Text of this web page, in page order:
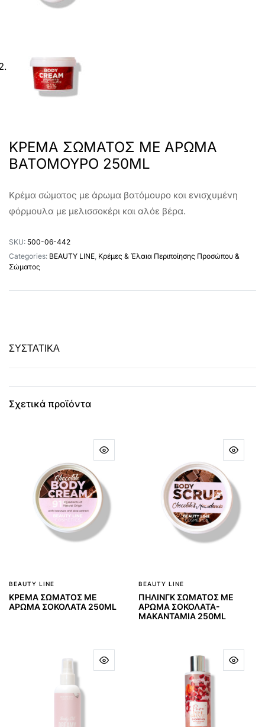
ΚΡΕΜΑ ΣΩΜΑΤΟΣ ΜΕ ΑΡΩΜΑ
ΒΑΤΟΜΟΥΡΟ 250ML
Κρέμα σώματος με άρωμα βατόμουρο και ενισχυμένη
φόρμουλα με μελισσοκέρι και αλόε βέρα.
SKU: 500-06-442
Categories: BEAUTY LINE Κρέμες & Έλαια Περιποίησης Προσώπου &
Σώματος
ΣΥΣΤΑΤΙΚΑ
Σχετικά προϊόντα
BEAUTY LINE
ΚΡΕΜΑ ΣΩΜΑΤΟΣ ΜΕ
ΑΡΩΜΑ ΣΟΚΟΛΑΤΑ 250ML
BEAUTY LINE
ΠΗΛΙΝΓΚ ΣΩΜΑΤΟΣ ΜΕ
ΑΡΩΜΑ ΣΟΚΟΛΑΤΑ-
ΜΑΚΑΝΤΑΜΙΑ 250ML